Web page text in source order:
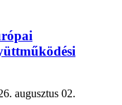
augusztus 02.